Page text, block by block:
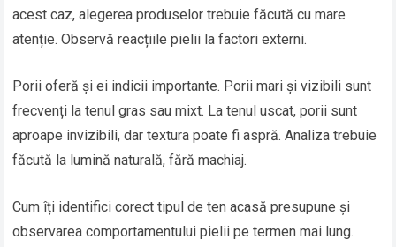
acest caz, alegerea produselor trebuie făcută cu mare
atenție. Observă reacțiile pielii la factori externi.
Porii oferă și ei indicii importante. Porii mari și vizibili sunt
frecvenți la tenul gras sau mixt. La tenul uscat, porii sunt
aproape invizibili, dar textura poate fi aspră. Analiza trebuie
făcută la lumină naturală, fără machiaj.
Cum îți identifici corect tipul de ten acasă presupune și
observarea comportamentului pielii pe termen mai lung.